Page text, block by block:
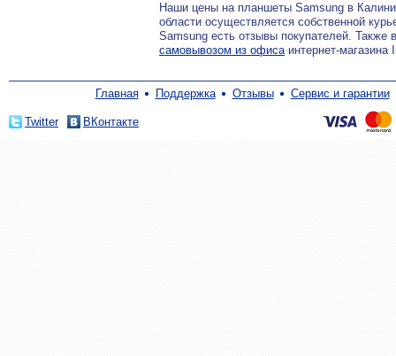
Наши цены на планшеты Samsung в
области осуществляется собственной
Samsung есть отзывы покупателей.
самовывозом из офисаинтернет-магазина
Главная Поддержка Отзывы Сервис и гарантии
Twitter ВКонтакте